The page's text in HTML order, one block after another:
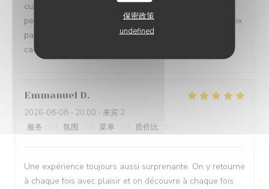
保密政策
undefined
cuisine ouverte et très bien décoré. Et pour finir un
personnel au petits soins. Bref un lieu rapport qualité prix
parfait. Nous avons découvert ce restaurant via un
cadeau. Mais nous y reviendrons avec plaisir. Merci
Emmanuel D
2026-08-08 - 20:00 - 来宾 2
服务 : 氛围 : 菜单 : 质价比 :
Une expérience toujours aussi surprenante. On y retourne
à chaque fois avec plaisir et on découvre à chaque fois